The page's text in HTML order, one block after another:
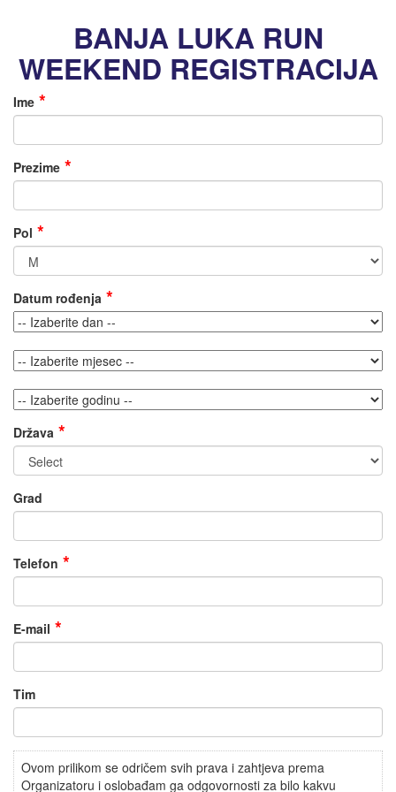
BANJA LUKA RUN
WEEKEND REGISTRACIJA
Ime
Prezime
Pol
Datum rođenja
Država
Grad
Telefon
E-mail
Tim
Ovom prilikom se odričem svih prava i zahtjeva prema
Organizatoru i oslobađam ga odgovornosti za bilo kakvu